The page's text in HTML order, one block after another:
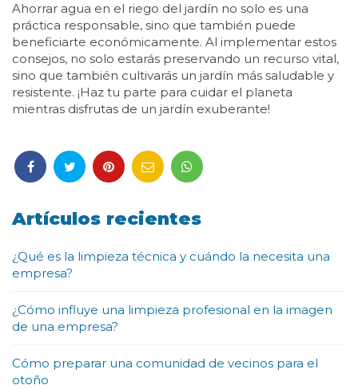
Ahorrar agua en el riego del jardín no solo es una
práctica responsable, sino que también puede
beneficiarte económicamente. Al implementar estos
consejos, no solo estarás preservando un recurso vital,
sino que también cultivarás un jardín más saludable y
resistente. ¡Haz tu parte para cuidar el planeta
mientras disfrutas de un jardín exuberante!
Artículos recientes
¿Qué es la limpieza técnica y cuándo la necesita una
empresa?
¿Cómo influye una limpieza profesional en la imagen
de una empresa?
Cómo preparar una comunidad de vecinos para el
otoño